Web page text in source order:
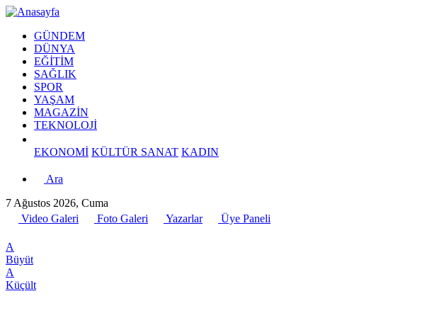
GÜNDEM
DÜNYA
EĞİTİM
SAĞLIK
SPOR
YAŞAM
MAGAZİN
TEKNOLOJİ
EKONOMİ KÜLTÜR SANAT KADIN
Ara
7 Ağustos 2026, Cuma
Video Galeri
Foto Galeri Yazarlar Üye Paneli
A
Büyüt
A
Küçült